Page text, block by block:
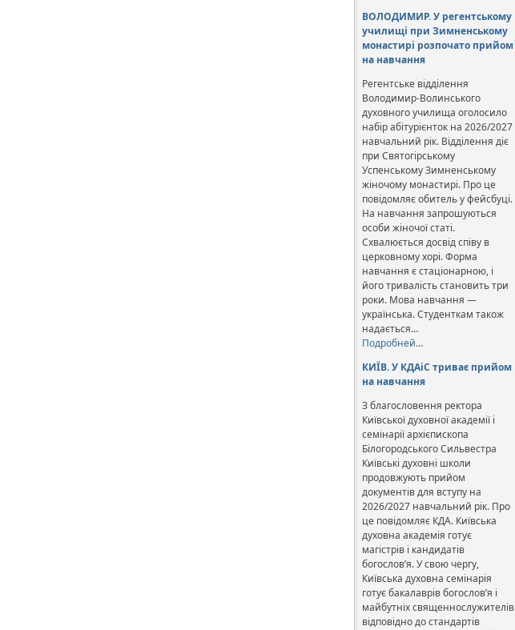
ВОЛОДИМИР. У регентському
училищі при Зимненському
монастирі розпочато прийом
на навчання
Регентське відділення
Володимир-Волинського
духовного училища оголосило
набір абітурієнток на 2026/2027
навчальний рік. Відділення діє
при Святогірському
Успенському Зимненському
жіночому монастирі. Про це
повідомляє обитель у фейсбуці.
На навчання запрошуються
особи жіночої статі.
Схвалюється досвід співу в
церковному хорі. Форма
навчання є стаціонарною, і
його тривалість становить три
роки. Мова навчання —
українська. Студенткам також
надається…
Подробней…
КИЇВ. У КДАіС триває прийом
на навчання
З благословення ректора
Київської духовної академії і
семінарії архієпископа
Білогородського Сильвестра
Київські духовні школи
продовжують прийом
документів для вступу на
2026/2027 навчальний рік. Про
це повідомляє КДА. Київська
духовна академія готує
магістрів і кандидатів
богослов’я. У свою чергу,
Київська духовна семінарія
готує бакалаврів богослов’я і
майбутніх священнослужителів
відповідно до стандартів